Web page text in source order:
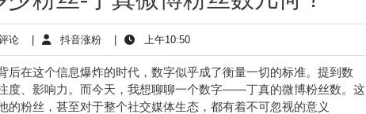
论没
有
评
论
抖音涨粉抖
音
涨
粉
上午10:50上
午
10:50
后在这个信息爆炸的时代，数字似乎成了衡量一切的标准。提到数
度、影响力。而今天，我想聊聊一个数字——丁真的微博粉丝数。这
的粉丝，甚至对于整个社交媒体生态，都有着不可忽视的意义